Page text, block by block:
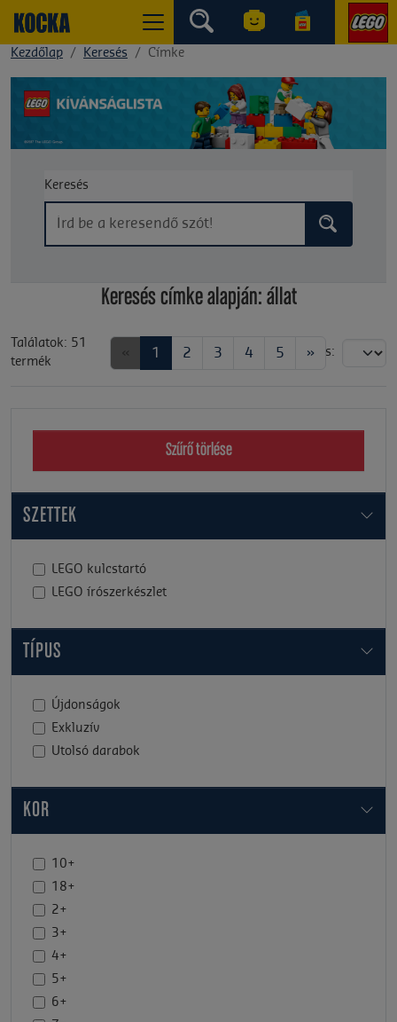
Kezdőlap Keresés Címke
Keresés
Keresés címke alapján: állat
Találatok: 51
termék
1 2 3 4 5 »
Rendezés:
Szűrő törlése
SZETTEK
LEGO kulcstartó
LEGO írószerkészlet
TÍPUS
Újdonságok
Exkluzív
Utolsó darabok
KOR
10+
18+
2+
3+
4+
5+
6+